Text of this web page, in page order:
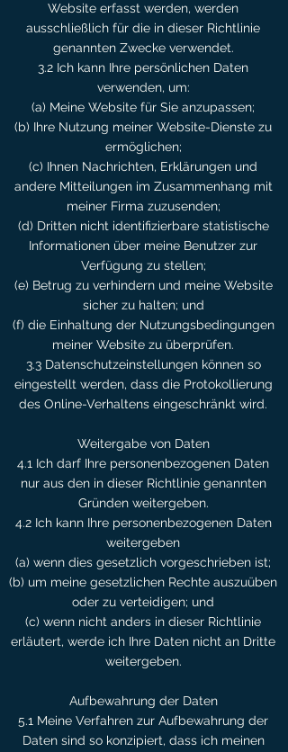
Website erfasst werden, werden
ausschließlich für die in dieser Richtlinie
genannten Zwecke verwendet.
3.2 Ich kann Ihre persönlichen Daten
verwenden, um:
(a) Meine Website für Sie anzupassen;
(b) Ihre Nutzung meiner Website-Dienste zu
ermöglichen;
(c) Ihnen Nachrichten, Erklärungen und
andere Mitteilungen im Zusammenhang mit
meiner Firma zuzusenden;
(d) Dritten nicht identifizierbare statistische
Informationen über meine Benutzer zur
Verfügung zu stellen;
(e) Betrug zu verhindern und meine Website
sicher zu halten; und
(f) die Einhaltung der Nutzungsbedingungen
meiner Website zu überprüfen.
3.3 Datenschutzeinstellungen können so
eingestellt werden, dass die Protokollierung
des Online-Verhaltens eingeschränkt wird.
Weitergabe von Daten
4.1 Ich darf Ihre personenbezogenen Daten
nur aus den in dieser Richtlinie genannten
Gründen weitergeben.
4.2 Ich kann Ihre personenbezogenen Daten
weitergeben
(a) wenn dies gesetzlich vorgeschrieben ist;
(b) um meine gesetzlichen Rechte auszuüben
oder zu verteidigen; und
(c) wenn nicht anders in dieser Richtlinie
erläutert, werde ich Ihre Daten nicht an Dritte
weitergeben.
Aufbewahrung der Daten
5.1 Meine Verfahren zur Aufbewahrung der
Daten sind so konzipiert, dass ich meinen